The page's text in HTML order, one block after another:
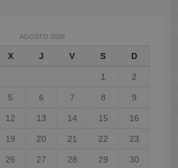
AGOSTO 2026
X J V S D
1 2
5 6 7 8 9
12 13 14 15 16
19 20 21 22 23
26 27 28 29 30